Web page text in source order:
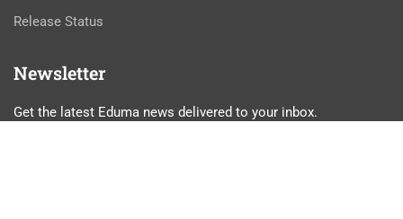
Release Status
Newsletter
Get the latest Eduma news delivered to your inbox.